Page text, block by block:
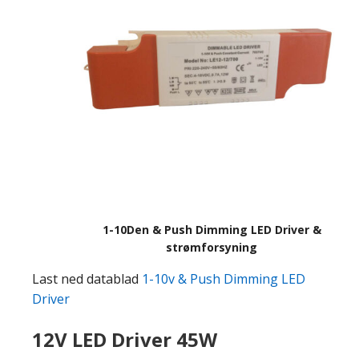
1-10Den & Push Dimming LED Driver &
strømforsyning
Last ned datablad 1-10v & Push Dimming LED
Driver
12V LED Driver 45W